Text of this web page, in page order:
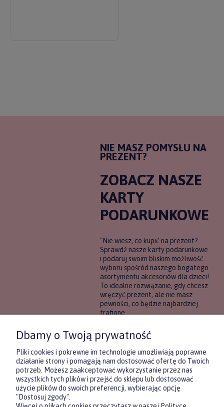
NIE MASZ POMYSŁU NA
PREZENT?
ZOBACZ NASZE
KARTY
PODARUNKOWE
"Nie wiesz, co kupić na prezent?
Sprawdź nasze karty podarunkowe
i podaruj swoim bliskim możliwość
wyboru spośród naszego bogatego
asortymentu akcesoriów dla dzieci!
To idealne rozwiązanie, gdy chcesz
wręczyć prezent, ale nie masz
pewności, co będzie najbardziej
trafione.
DOWIEDZ SIĘ WIĘCEJ
Dbamy o Twoją prywatność
Pliki cookies i pokrewne im technologie umożliwiają poprawne
działanie strony i pomagają nam dostosować ofertę do Twoich
potrzeb. Możesz zaakceptować wykorzystanie przez nas
wszystkich tych plików i przejść do sklepu lub dostosować
użycie plików do swoich preferencji, wybierając opcję
"Dostosuj zgody".